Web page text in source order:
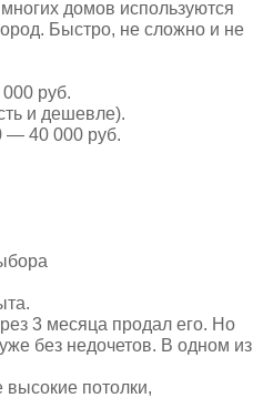
домов используются
Быстро, не сложно и не
руб.
и дешевле).
— 40 000 руб.
3 месяца продал его. Но
без недочетов. В одном из
потолки,